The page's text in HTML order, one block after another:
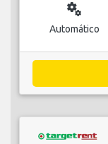
miscellaneous_services
Automático